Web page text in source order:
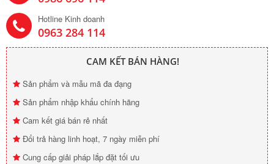
Hotline Kinh doanh
0963 284 114
CAM KẾT BÁN HÀNG!
Sản phẩm và mẫu mã đa đạng
Sản phẩm nhập khẩu chính hãng
Cam kết giá bán rẻ nhất
Đổi trả hàng linh hoạt, 7 ngày miễn phí
Cung cấp giải pháp lắp đặt tối ưu